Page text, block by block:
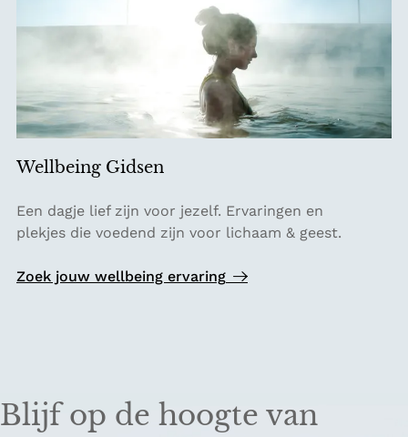
n
Wellbeing Gidsen
W
e
l
G
i
Een dagje lief zijn voor jezelf. Ervaringen en
plekjes die voedend zijn voor lichaam & geest.
Zoek jouw wellbeing ervaring
Blijf op de hoogte van